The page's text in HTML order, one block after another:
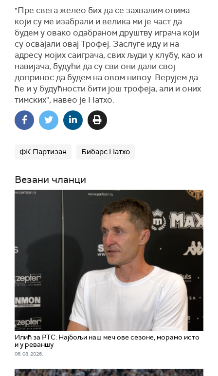
"Пре свега желео бих да се захвалим онима
који су ме изабрали и велика ми је част да
будем у овако одабраном друштву играча који
су освајали овај Трофеј. Заслуге иду и на
адресу мојих саиграча, свих људи у клубу, као и
навијача, будући да су сви они дали свој
допринос да будем на овом нивоу. Верујем да
ће и у будућности бити још трофеја, али и оних
тимских", навео је Натхо.
ФК Партизан Бибарс Натхо
Везани чланци
Илић за РТС: Најбољи наш меч ове сезоне, морамо исто
и у реваншу
06. 08. 2026.